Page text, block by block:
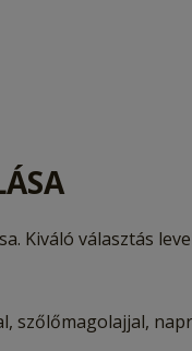
Kiváló választás
szőlőmagolajjal,